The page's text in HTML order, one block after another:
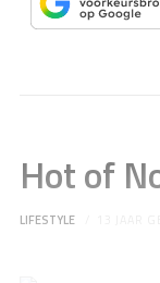
Hot of
LIFESTYLE